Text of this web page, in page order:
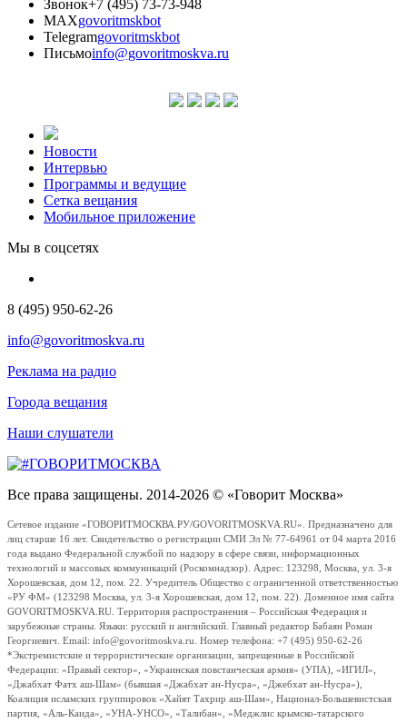
Звонок+7 (495) 73-73-948
MAXgovoritmskbot
Telegramgovoritmskbot
Письмоinfo@govoritmoskva.ru
Новости
Интервью
Программы и ведущие
Сетка вещания
Мобильное приложение
Мы в соцсетях
8 (495) 950-62-26
info@govoritmoskva.ru
Реклама на радио
Города вещания
Наши слушатели
Все права защищены. 2014-2026 © «Говорит Москва»
Сетевое издание «ГОВОРИТМОСКВА.РУ/GOVORITMOSKVA.RU». Предназначено для
лиц старше 16 лет. Свидетельство о регистрации СМИ Эл № 77-64961 от 04 марта 2016
года выдано Федеральной службой по надзору в сфере связи, информационных
технологий и массовых коммуникаций (Роскомнадзор). Адрес: 123298, Москва, ул. 3-я
Хорошевская, дом 12, пом. 22. Учредитель Общество с ограниченной ответственностью
«РУ ФМ» (123298 Москва, ул. 3-я Хорошевская, дом 12, пом. 22). Доменное имя сайта
GOVORITMOSKVA.RU. Территория распространения – Российская Федерация и
зарубежные страны. Языки: русский и английский. Главный редактор Бабаян Роман
Георгиевич. Email: info@govoritmoskva.ru. Номер телефона: +7 (495) 950-62-26
*Экстремистские и террористические организации, запрещенные в Российской
Федерации: «Правый сектор», «Украинская повстанческая армия» (УПА), «ИГИЛ»,
«Джабхат Фатх аш-Шам» (бывшая «Джабхат ан-Нусра», «Джебхат ан-Нусра»),
Коалиция исламских группировок «Хайят Тахрир аш-Шам», Национал-Большевистская
партия, «Аль-Каида», «УНА-УНСО», «Талибан», «Меджлис крымско-татарского